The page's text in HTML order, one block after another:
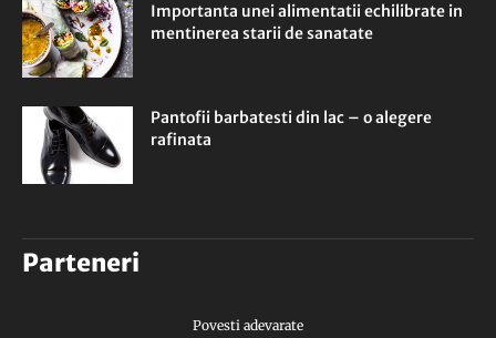
Importanta unei alimentatii echilibrate in
mentinerea starii de sanatate
Pantofii barbatesti din lac – o alegere
rafinata
Parteneri
Povesti adevarate